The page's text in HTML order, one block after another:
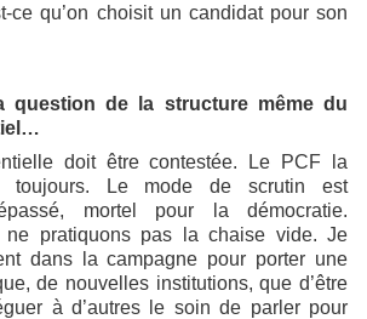
ce qu’on choisit un candidat pour son
question de la structure même du
doit être contestée. Le PCF la
toujours. Le mode de scrutin est
mortel pour la démocratie.
ne pratiquons pas la chaise vide. Je
dans la campagne pour porter une
de nouvelles institutions, que d’être
à d’autres le soin de parler pour